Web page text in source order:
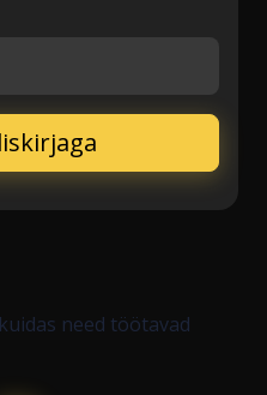
need töötavad